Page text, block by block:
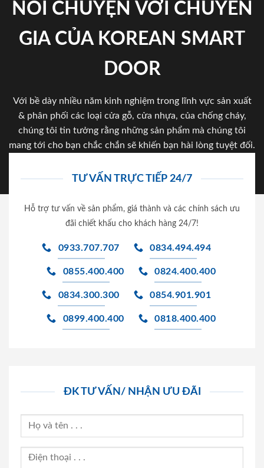
NÓI CHUYỆN VỚI CHUYÊN
GIA CỦA KOREAN SMART
DOOR
Với bề dày nhiều năm kinh nghiệm trong lĩnh vực sản xuất
& phân phối các loại cửa gỗ, cửa nhựa, của chống cháy,
chúng tôi tin tưởng rằng những sản phẩm mà chúng tôi
mang tới cho bạn chắc chắn sẽ khiến bạn hài lòng tuyệt đối.
TƯ VẤN TRỰC TIẾP 24/7
Hỗ trợ tư vấn về sản phẩm, giá thành và các chính sách ưu
đãi chiết khấu cho khách hàng 24/7!
0933.707.707 0834.494.494
0855.400.400 0824.400.400
0834.300.300 0854.901.901
0899.400.400 0818.400.400
ĐK TƯ VẤN/ NHẬN ƯU ĐÃI